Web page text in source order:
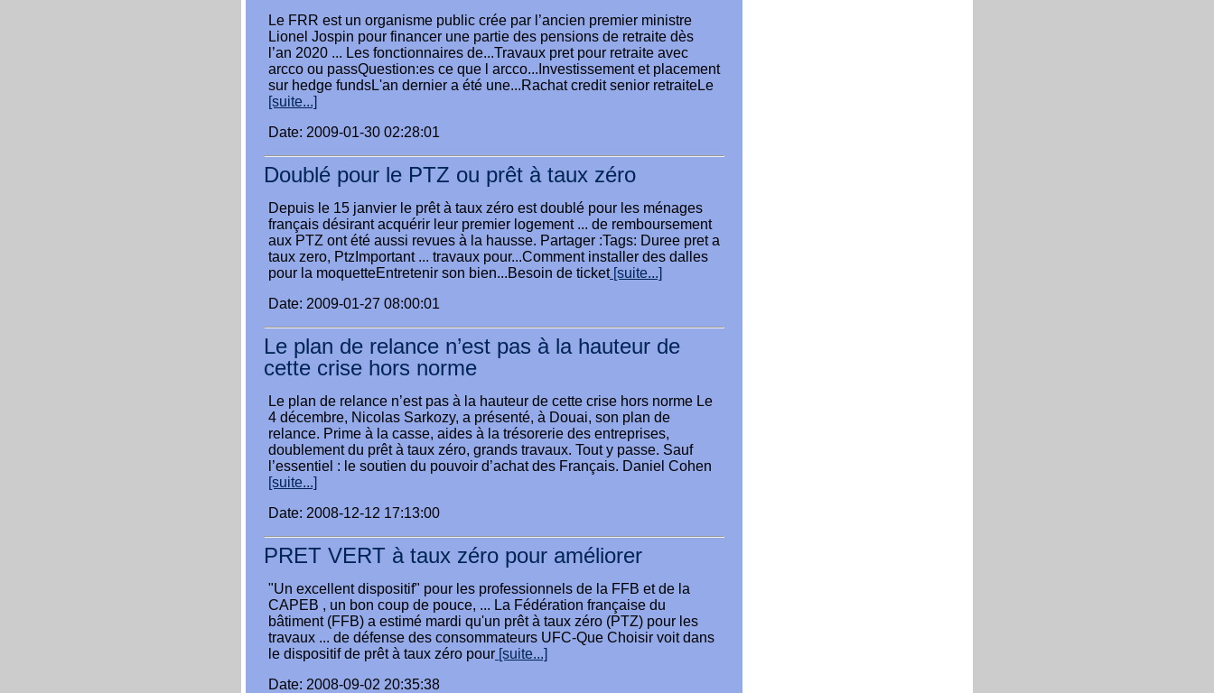
Le FRR est un organisme public crée par l’ancien premier ministre
Lionel Jospin pour financer une partie des pensions de retraite dès
l’an 2020 ... Les fonctionnaires de...Travaux pret pour retraite avec
arcco ou passQuestion:es ce que l arcco...Investissement et placement
sur hedge fundsL'an dernier a été une...Rachat credit senior retraiteLe
[suite...]
Date: 2009-01-30 02:28:01
Doublé pour le PTZ ou prêt à taux zéro
Depuis le 15 janvier le prêt à taux zéro est doublé pour les ménages
français désirant acquérir leur premier logement ... de remboursement
aux PTZ ont été aussi revues à la hausse. Partager :Tags: Duree pret a
taux zero, PtzImportant ... travaux pour...Comment installer des dalles
pour la moquetteEntretenir son bien...Besoin de ticket[suite...]
Date: 2009-01-27 08:00:01
Le plan de relance n’est pas à la hauteur de
cette crise hors norme
Le plan de relance n’est pas à la hauteur de cette crise hors norme Le
4 décembre, Nicolas Sarkozy, a présenté, à Douai, son plan de
relance. Prime à la casse, aides à la trésorerie des entreprises,
doublement du prêt à taux zéro, grands travaux. Tout y passe. Sauf
l’essentiel : le soutien du pouvoir d’achat des Français. Daniel Cohen
[suite...]
Date: 2008-12-12 17:13:00
PRET VERT à taux zéro pour améliorer
"Un excellent dispositif" pour les professionnels de la FFB et de la
CAPEB , un bon coup de pouce, ... La Fédération française du
bâtiment (FFB) a estimé mardi qu'un prêt à taux zéro (PTZ) pour les
travaux ... de défense des consommateurs UFC-Que Choisir voit dans
le dispositif de prêt à taux zéro pour [suite...]
Date: 2008-09-02 20:35:38